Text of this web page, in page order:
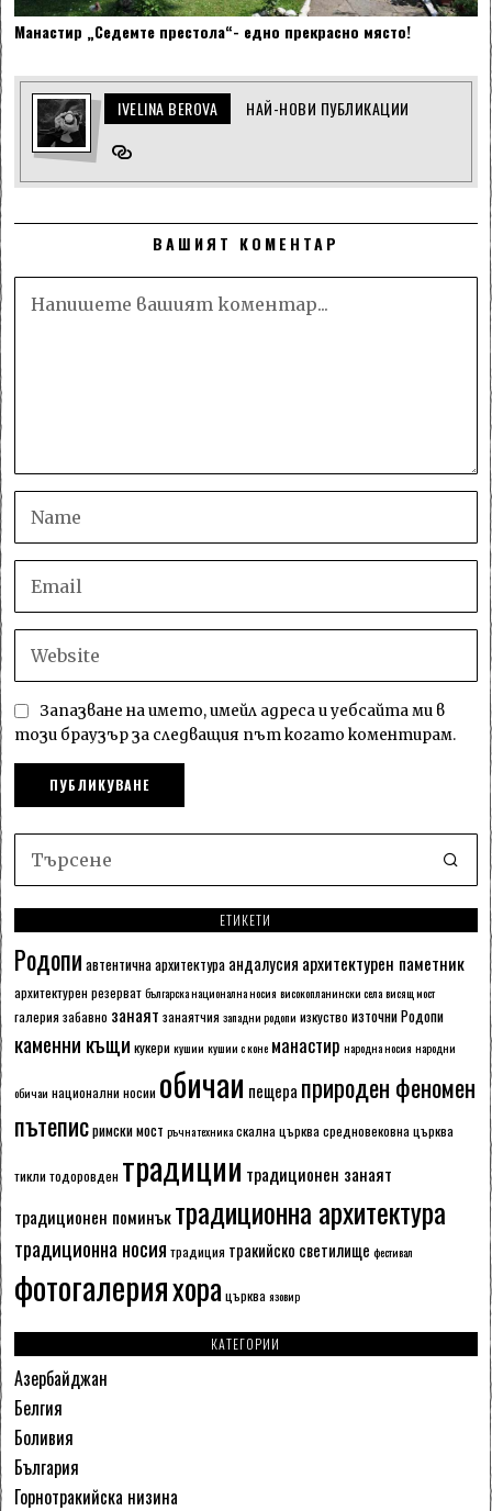
Манастир „Седемте престола“- едно прекрасно място!
IVELINA BEROVA НАЙ-НОВИ ПУБЛИКАЦИИ
ВАШИЯТ КОМЕНТАР
Запазване на името, имейл адреса и уебсайта ми в
този браузър за следващия път когато коментирам.
ЕТИКЕТИ
Родопи автентична архитектура андалусия архитектурен паметник
архитектурен резерват българска национална носия високопланински села висящ мост
галерия забавно занаят занаятчия западни родопи изкуство източни Родопи
каменни къщи кукери кушии кушии с коне манастир народна носия народни
обичаи национални носии обичаи пещера природен феномен
пътеписримски мост ръчна техника скална църква средновековна църква
тикли тодоровден традиции традиционен занаят
традиционен поминъктрадиционна архитектура
традиционна носия традиция тракийско светилище фестивал
фотогалерияхора църква язовир
КАТЕГОРИИ
Азербайджан
Белгия
Боливия
България
Горнотракийска низина